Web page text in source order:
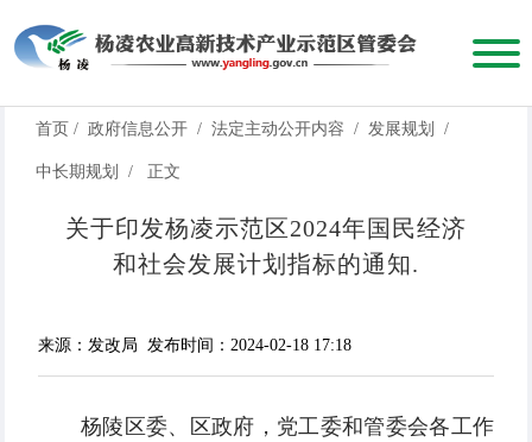
首页 / 政府信息公开 / 法定主动公开内容 / 发展规划 /
中长期规划 / 正文
关于印发杨凌示范区2024年国民经济
和社会发展计划指标的通知.
来源：发改局 发布时间：2024-02-18 17:18
杨陵区委、区政府，党工委和管委会各工作